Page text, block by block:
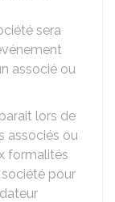
sera
associé ou
lors de
associés ou
formalités
pour